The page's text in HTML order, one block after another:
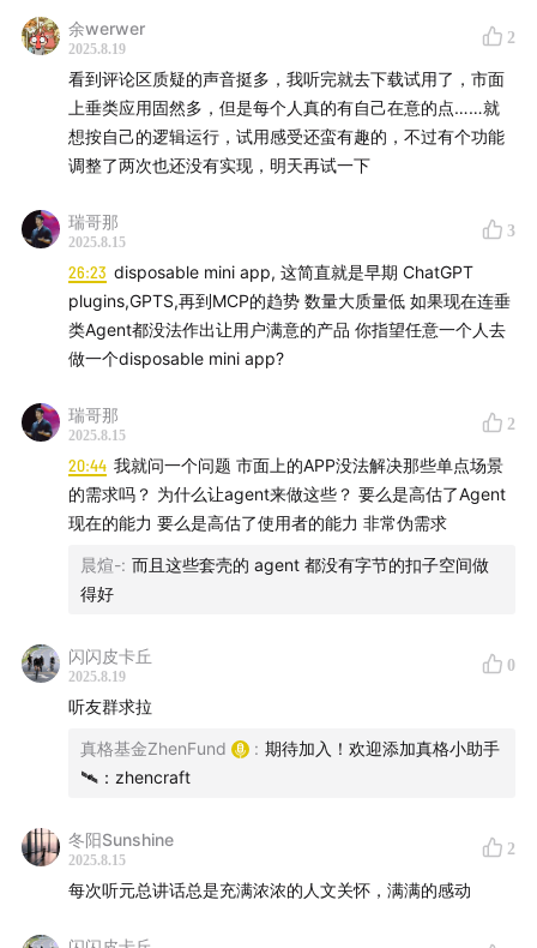
Macaron（macaron.im
agent。他不想把它做成一款生产力工具，而是希望它像
马卡龙一样融入生活，像苹果 Mac 电脑一样走进千家万
户。即使 Macaron 第一次在这个变化点认识你，它也能
陪你走过很长的路。
小提琴首席、B 站 11 万粉 UP 主、连续创业者——每一段
创造的经历里，都能看到陈锴杰对个体的关注。在他看
来，做产品是一件很私人的事情，是一种以 UI 为媒介、
与用户一对一的跨时空对话。一个提示、一句文案、一个
奖励，都可能让对方被触动。
本期节目，真格基金合伙人刘元与陈锴杰聊了聊七年以来
的创业思考：做 personal agent，为什么 context 至关
重要？做产品，观察比表达更重要吗？如何管理分布式办
公团队？Pivot 对于创业者被忽略的价值是什么？
余werwer
2025.8.19
2
看到评论区质疑的声音挺多，我听完就去下载试用了，市面
上垂类应用固然多，但是每个人真的有自己在意的点……就
想按自己的逻辑运行，试用感受还蛮有趣的，不过有个功能
调整了两次也还没有实现，明天再试一下
瑞哥那
2025.8.15
3
26:23 disposable mini app, 这简直就是早期 ChatGPT
plugins,GPTS,再到MCP的趋势 数量大质量低 如果现在连垂
类Agent都没法作出让用户满意的产品 你指望任意一个人去
做一个disposable mini app?
瑞哥那
2025.8.15
2
20:44 我就问一个问题 市面上的APP没法解决那些单点场景
的需求吗？ 为什么让agent来做这些？ 要么是高估了Agent
现在的能力 要么是高估了使用者的能力 非常伪需求
晨煊-: 而且这些套壳的 agent 都没有字节的扣子空间做
得好
闪闪皮卡丘
2025.8.19
0
听友群求拉
真格基金ZhenFund : 期待加入！欢迎添加真格小助手
🛰️：zhencraft
冬阳Sunshine
2025.8.15
2
每次听元总讲话总是充满浓浓的人文关怀，满满的感动